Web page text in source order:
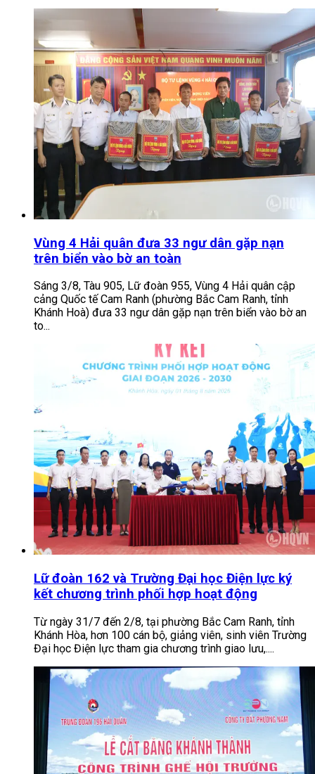
Vùng 4 Hải quân đưa 33 ngư dân gặp nạn
trên biển vào bờ an toàn
Sáng 3/8, Tàu 905, Lữ đoàn 955, Vùng 4 Hải quân cập
cảng Quốc tế Cam Ranh (phường Bắc Cam Ranh, tỉnh
Khánh Hoà) đưa 33 ngư dân gặp nạn trên biển vào bờ an
to...
Lữ đoàn 162 và Trường Đại học Điện lực ký
kết chương trình phối hợp hoạt động
Từ ngày 31/7 đến 2/8, tại phường Bắc Cam Ranh, tỉnh
Khánh Hòa, hơn 100 cán bộ, giảng viên, sinh viên Trường
Đại học Điện lực tham gia chương trình giao lưu,....